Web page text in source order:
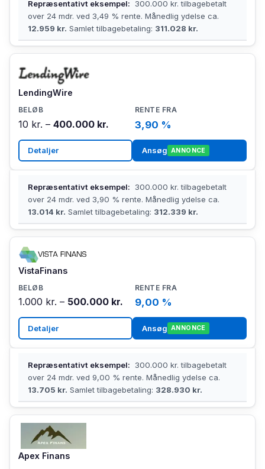
Repræsentativt eksempel: 300.000 kr. tilbagebetalt
over 24 mdr. ved 3,49 % rente. Månedlig ydelse ca.
12.959 kr. Samlet tilbagebetaling: 311.028 kr.
LendingWire
10 kr. – 400.000 kr. 3,90 %
Detaljer Ansøg ANNONCE
Repræsentativt eksempel: 300.000 kr. tilbagebetalt
over 24 mdr. ved 3,90 % rente. Månedlig ydelse ca.
13.014 kr. Samlet tilbagebetaling: 312.339 kr.
VistaFinans
1.000 kr. – 500.000 kr. 9,00 %
Detaljer Ansøg ANNONCE
Repræsentativt eksempel: 300.000 kr. tilbagebetalt
over 24 mdr. ved 9,00 % rente. Månedlig ydelse ca.
13.705 kr. Samlet tilbagebetaling: 328.930 kr.
Apex Finans